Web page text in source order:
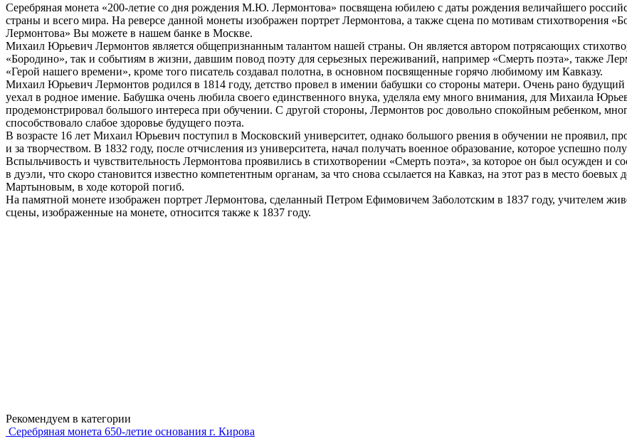
Серебряная монета «200-летие со дня рождения М.Ю. Лермонтова» посвящена юбилею с даты рождения величайшего
страны и всего мира. На реверсе данной монеты изображен портрет Лермонтова, а также сцена по мотивам стихотворения
Лермонтова» Вы можете в нашем банке в Москве.
Михаил Юрьевич Лермонтов является общепризнанным талантом нашей страны. Он является автором потрясающих
«Бородино», так и событиям в жизни, давшим повод поэту для серьезных переживаний, например «Смерть поэта», также
«Герой нашего времени», кроме того писатель создавал полотна, в основном посвященные горячо любимому им Кавказу.
Михаил Юрьевич Лермонтов родился в 1814 году, детство провел в имении бабушки со стороны матери. Очень рано будущий
уехал в родное имение. Бабушка очень любила своего единственного внука, уделяла ему много внимания, для Михаила
продемонстрировал большого интереса при обучении. С другой стороны, Лермонтов рос довольно спокойным ребенком,
способствовало слабое здоровье будущего поэта.
В возрасте 16 лет Михаил Юрьевич поступил в Московский университет, однако большого рвения в обучении не проявил,
и за творчеством. В 1832 году, после отчисления из университета, начал получать военное образование, которое успешно
Вспыльчивость и чувствительность Лермонтова проявились в стихотворении «Смерть поэта», за которое он был осужден и
в дуэли, что скоро становится известно компетентным органам, за что снова ссылается на Кавказ, на этот раз в место
Мартыновым, в ходе которой погиб.
На памятной монете изображен портрет Лермонтова, сделанный Петром Ефимовичем Заболотским в 1837 году, учителем
сцены, изображенные на монете, относится также к 1837 году.
Рекомендуем в категории
Серебряная монета 650-летие основания г. Кирова